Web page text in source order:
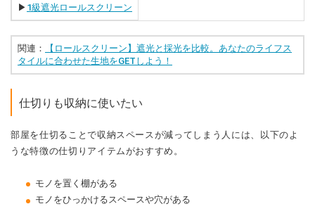
▶︎ 1級遮光ロールスクリーン
関連：
【ロールスクリーン】遮光と採光を比較。あなたのライフス
タイルに合わせた生地をGETしよう！
仕切りも収納に使いたい
部屋を仕切ることで収納スペースが減ってしまう人には、以下のよ
うな特徴の仕切りアイテムがおすすめ。
モノを置く棚がある
モノをひっかけるスペースや穴がある